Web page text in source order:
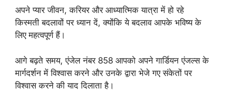
अपने प्यार जीवन, करियर और आध्यात्मिक यात्रा में हो रहे
किस्मती बदलावों पर ध्यान दें, क्योंकि ये बदलाव आपके भविष्य के
लिए महत्वपूर्ण हैं।
आगे बढ़ते समय, एंजेल नंबर 858 आपको अपने गार्डियन एंजल्स के
मार्गदर्शन में विश्वास करने और उनके द्वारा भेजे गए संकेतों पर
विश्वास करने की याद दिलाता है।